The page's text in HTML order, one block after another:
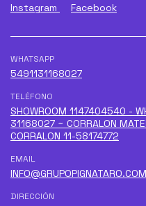
Instagram Facebook
WHATSAPP
5491131168027
TELÉFONO
SHOWROOM 1147404540 -
31168027 ~ CORRALON
CORRALON 11-58174772
EMAIL
DIRECCIÓN